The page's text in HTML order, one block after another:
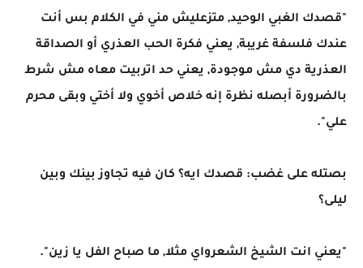
"قصدك الغبي الوحيد, متزعليش مني في الكلام بس أنت
عندك فلسفة غريبة, يعني فكرة الحب العذري أو الصداقة
العذرية دي مش موجودة, يعني حد اتربيت معاه مش شرط
بالضرورة أبصله نظرة إنه خلاص أخوي ولا أختي وبقى محرم
علي".
بصتله على غضب: قصدك ايه؟ كان فيه تجاوز بينك وبين
ليلى؟
"يعني انت الشيخ الشعرواي مثلا, ما صباح الفل يا زين".